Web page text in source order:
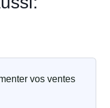
vos ventes